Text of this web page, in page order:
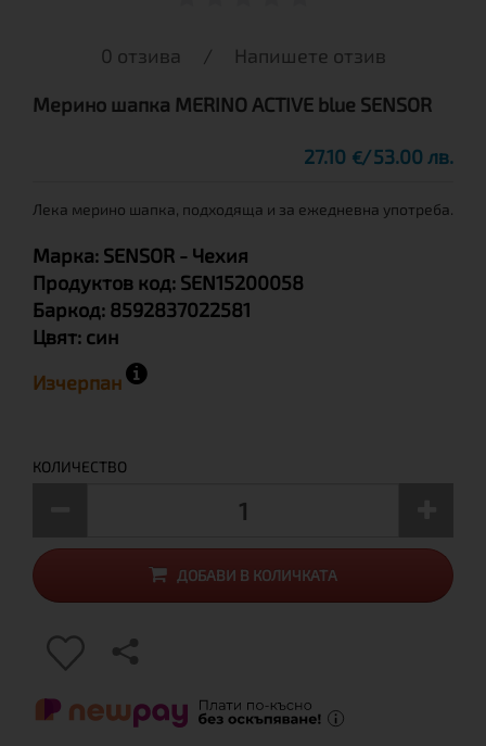
0 отзива / Напишете отзив
Мерино шапка MERINO ACTIVE blue SENSOR
27.10 € 53.00 лв.
Лека мерино шапка, подходяща и за ежедневна употреба.
Марка: SENSOR - Чехия
Продуктов код: SEN15200058
Баркод: 8592837022581
Цвят: син
Изчерпан
КОЛИЧЕСТВО
ДОБАВИ В КОЛИЧКАТА